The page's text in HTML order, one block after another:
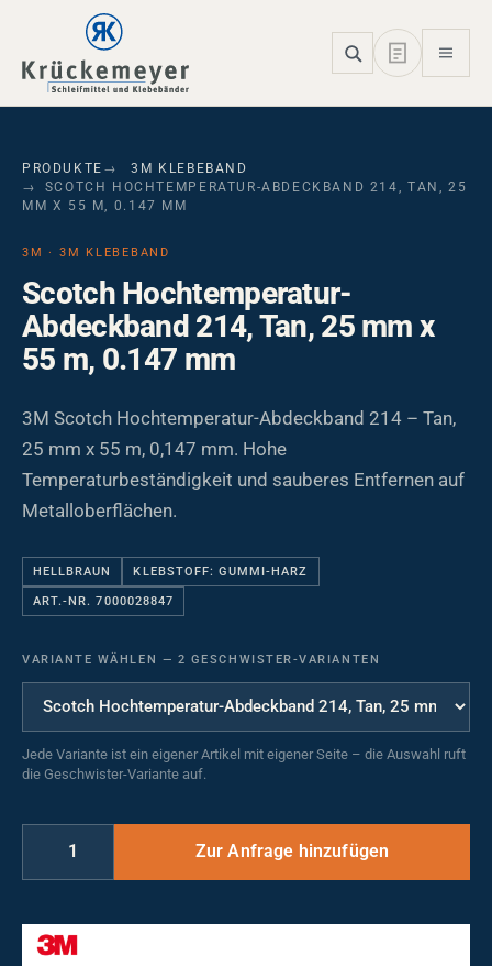
Skip to main navigation
Skip to main content
Skip to page footer
PRODUKTE
3M KLEBEBAND
SCOTCH HOCHTEMPERATUR-ABDECKBAND 214, TAN, 25
MM X 55 M, 0.147 MM
3M · 3M KLEBEBAND
Scotch Hochtemperatur-
Abdeckband 214, Tan, 25 mm x
55 m, 0.147 mm
3M Scotch Hochtemperatur-Abdeckband 214 – Tan,
25 mm x 55 m, 0,147 mm. Hohe
Temperaturbeständigkeit und sauberes Entfernen auf
Metalloberflächen.
HELLBRAUN KLEBSTOFF: GUMMI-HARZ
ART.-NR. 7000028847
VARIANTE WÄHLEN — 2 GESCHWISTER-VARIANTEN
Jede Variante ist ein eigener Artikel mit eigener Seite – die Auswahl ruft
die Geschwister-Variante auf.